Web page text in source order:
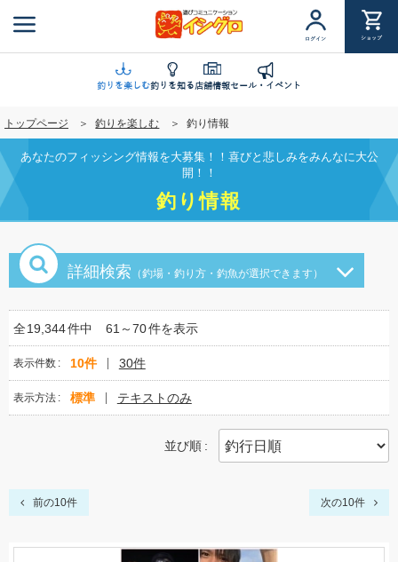
ン
に
移
動
ログイン ショップ
釣りを楽しむ釣りを知る店舗情報セール・イベント
トップページ 釣りを楽しむ 釣り情報
あなたのフィッシング情報を大募集！！喜びと悲しみをみんなに大公
開！！
釣り情報
詳細検索 （釣場・釣り方・釣魚が選択できます）
全19,344件中 61～70件を表示
表示件数 10件 30件
表示方法 標準 テキストのみ
並び順
前の10件 次の10件